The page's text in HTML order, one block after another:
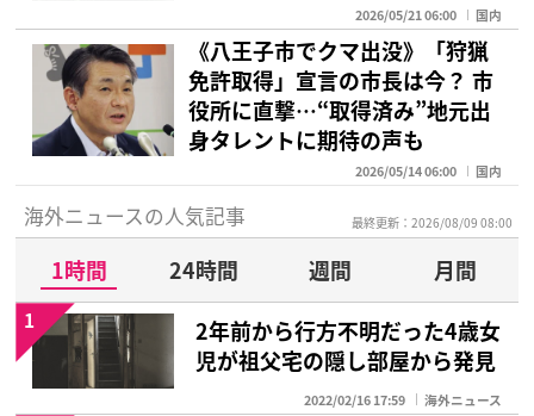
2026/05/21 06:00 国内
《八王子市でクマ出没》「狩猟
免許取得」宣言の市長は今？ 市
役所に直撃…“取得済み”地元出
身タレントに期待の声も
2026/05/14 06:00 国内
海外ニュースの人気記事 最終更新：2026/08/09 08:00
1時間 24時間 週間
月間
2年前から行方不明だった4歳女
児が祖父宅の隠し部屋から発見
2022/02/16 17:59 海外ニュース
1